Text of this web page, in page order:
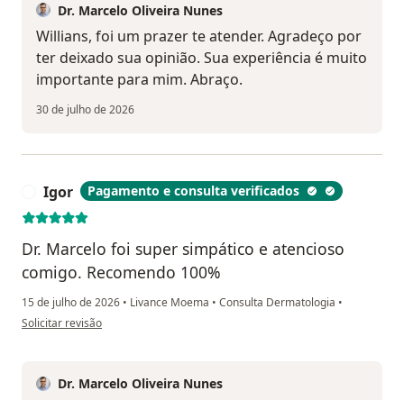
Dr. Marcelo Oliveira Nunes
Willians, foi um prazer te atender. Agradeço por
ter deixado sua opinião. Sua experiência é muito
importante para mim. Abraço.
30 de julho de 2026
Igor Pagamento e consulta verificados
Dr. Marcelo foi super simpático e atencioso
comigo. Recomendo 100%
15 de julho de 2026 • Livance Moema • Consulta Dermatologia •
na opinião do utilizador Igor
Solicitar revisão
Dr. Marcelo Oliveira Nunes